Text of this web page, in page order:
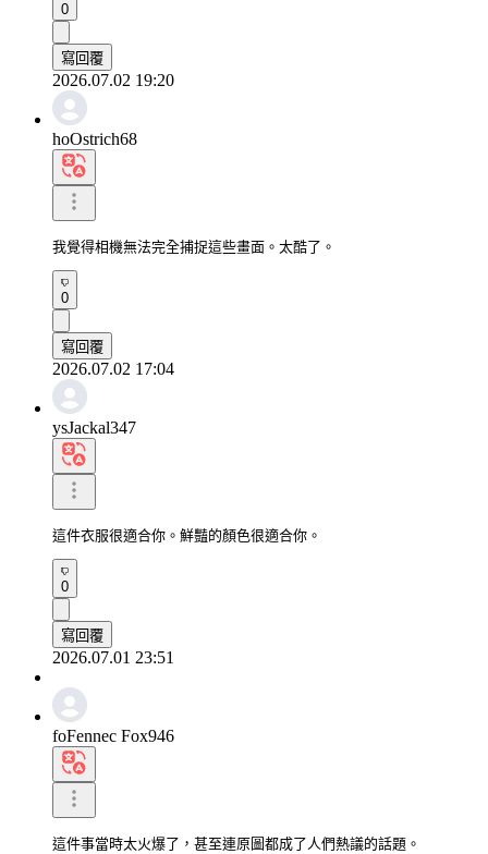
0
寫回覆
2026.07.02 19:20
hoOstrich68
我覺得相機無法完全捕捉這些畫面。太酷了。
0
寫回覆
2026.07.02 17:04
ysJackal347
這件衣服很適合你。鮮豔的顏色很適合你。
0
寫回覆
2026.07.01 23:51
foFennec Fox946
這件事當時太火爆了，甚至連原圖都成了人們熱議的話題。